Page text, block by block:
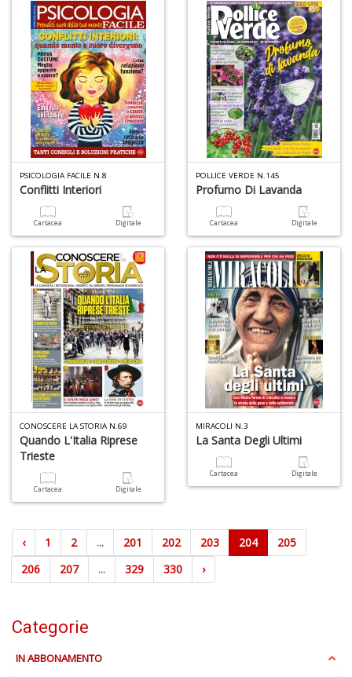
PSICOLOGIA FACILE N.8
Conflitti Interiori
Cartacea Digitale
POLLICE VERDE N.145
Profumo Di Lavanda
Cartacea Digitale
CONOSCERE LA STORIA N.69
Quando L'Italia Riprese
Trieste
Cartacea Digitale
MIRACOLI N.3
La Santa Degli Ultimi
Cartacea Digitale
‹ 1 2 ... 201 202 203 204
205
206
207 ... 329 330 ›
Categorie
IN ABBONAMENTO